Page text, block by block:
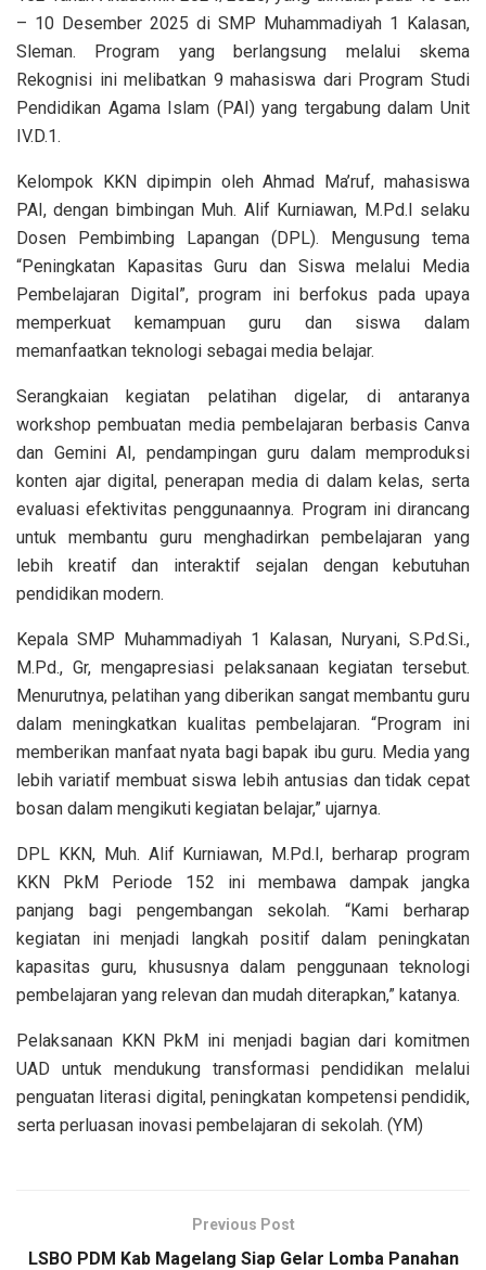
– 10 Desember 2025 di SMP Muhammadiyah 1 Kalasan,
Sleman. Program yang berlangsung melalui skema
Rekognisi ini melibatkan 9 mahasiswa dari Program Studi
Pendidikan Agama Islam (PAI) yang tergabung dalam Unit
IV.D.1.
Kelompok KKN dipimpin oleh Ahmad Ma’ruf, mahasiswa
PAI, dengan bimbingan Muh. Alif Kurniawan, M.Pd.I selaku
Dosen Pembimbing Lapangan (DPL). Mengusung tema
“Peningkatan Kapasitas Guru dan Siswa melalui Media
Pembelajaran Digital”, program ini berfokus pada upaya
memperkuat kemampuan guru dan siswa dalam
memanfaatkan teknologi sebagai media belajar.
Serangkaian kegiatan pelatihan digelar, di antaranya
workshop pembuatan media pembelajaran berbasis Canva
dan Gemini AI, pendampingan guru dalam memproduksi
konten ajar digital, penerapan media di dalam kelas, serta
evaluasi efektivitas penggunaannya. Program ini dirancang
untuk membantu guru menghadirkan pembelajaran yang
lebih kreatif dan interaktif sejalan dengan kebutuhan
pendidikan modern.
Kepala SMP Muhammadiyah 1 Kalasan, Nuryani, S.Pd.Si.,
M.Pd., Gr, mengapresiasi pelaksanaan kegiatan tersebut.
Menurutnya, pelatihan yang diberikan sangat membantu guru
dalam meningkatkan kualitas pembelajaran. “Program ini
memberikan manfaat nyata bagi bapak ibu guru. Media yang
lebih variatif membuat siswa lebih antusias dan tidak cepat
bosan dalam mengikuti kegiatan belajar,” ujarnya.
DPL KKN, Muh. Alif Kurniawan, M.Pd.I, berharap program
KKN PkM Periode 152 ini membawa dampak jangka
panjang bagi pengembangan sekolah. “Kami berharap
kegiatan ini menjadi langkah positif dalam peningkatan
kapasitas guru, khususnya dalam penggunaan teknologi
pembelajaran yang relevan dan mudah diterapkan,” katanya.
Pelaksanaan KKN PkM ini menjadi bagian dari komitmen
UAD untuk mendukung transformasi pendidikan melalui
penguatan literasi digital, peningkatan kompetensi pendidik,
serta perluasan inovasi pembelajaran di sekolah. (YM)
Previous Post
LSBO PDM Kab Magelang Siap Gelar Lomba Panahan